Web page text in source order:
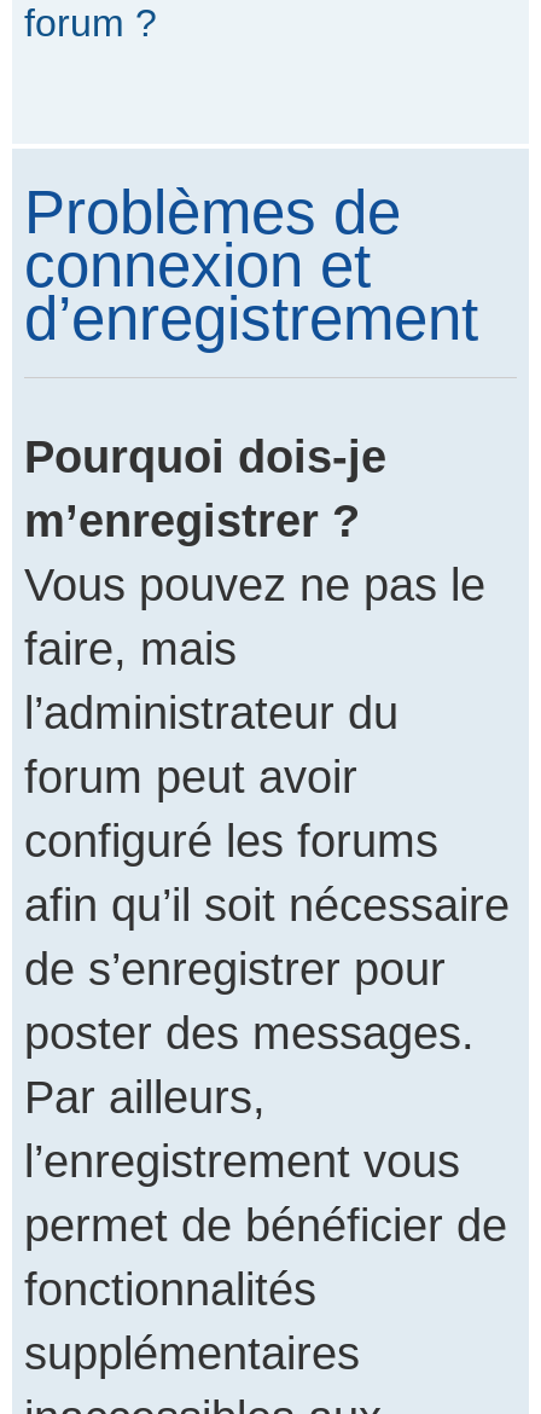
forum ?
Problèmes de
connexion et
d’enregistrement
Pourquoi dois-je
m’enregistrer ?
Vous pouvez ne pas le
faire, mais
l’administrateur du
forum peut avoir
configuré les forums
afin qu’il soit nécessaire
de s’enregistrer pour
poster des messages.
Par ailleurs,
l’enregistrement vous
permet de bénéficier de
fonctionnalités
supplémentaires